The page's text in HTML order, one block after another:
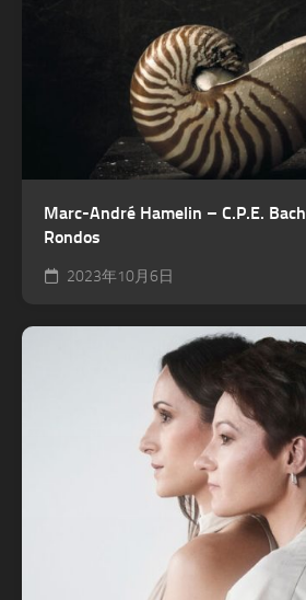
Marc-André Hamelin – C.P.E.
Rondos
2023年10月6日